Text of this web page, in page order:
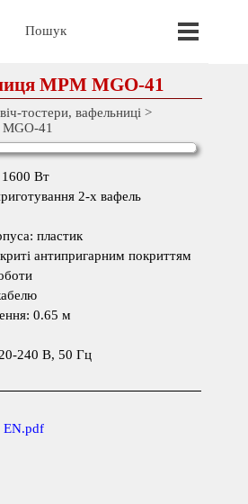
Пошук
MPM MGO-41
тостери, вафельниці >
41
1600 Вт
2-х вафель
пластик
антипригарним покриттям
0.65 м
240 В, 50 Гц
EN.pdf